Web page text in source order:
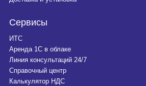
Сервисы
ИТС
Аренда 1С в облаке
Линия консультаций 24/7
Справочный центр
Калькулятор НДС